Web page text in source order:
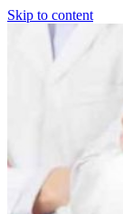
Skip to content